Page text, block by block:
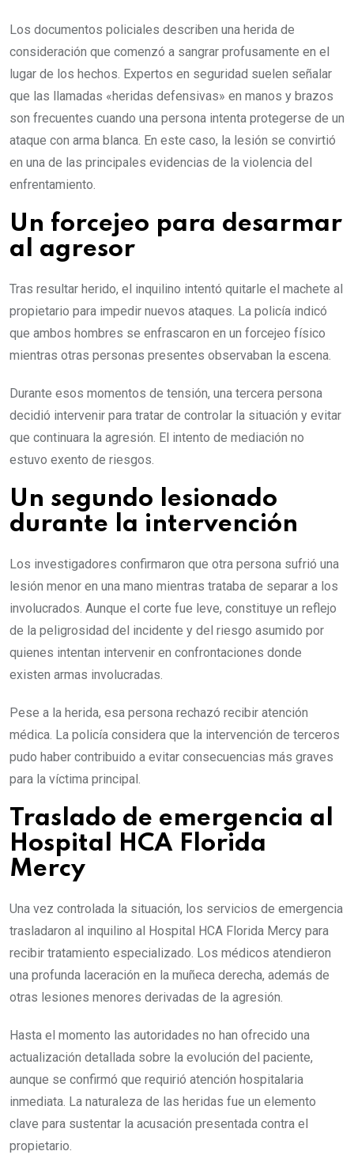
Los documentos policiales describen una herida de
consideración que comenzó a sangrar profusamente en el
lugar de los hechos. Expertos en seguridad suelen señalar
que las llamadas «heridas defensivas» en manos y brazos
son frecuentes cuando una persona intenta protegerse de un
ataque con arma blanca. En este caso, la lesión se convirtió
en una de las principales evidencias de la violencia del
enfrentamiento.
Un forcejeo para desarmar
al agresor
Tras resultar herido, el inquilino intentó quitarle el machete al
propietario para impedir nuevos ataques. La policía indicó
que ambos hombres se enfrascaron en un forcejeo físico
mientras otras personas presentes observaban la escena.
Durante esos momentos de tensión, una tercera persona
decidió intervenir para tratar de controlar la situación y evitar
que continuara la agresión. El intento de mediación no
estuvo exento de riesgos.
Un segundo lesionado
durante la intervención
Los investigadores confirmaron que otra persona sufrió una
lesión menor en una mano mientras trataba de separar a los
involucrados. Aunque el corte fue leve, constituye un reflejo
de la peligrosidad del incidente y del riesgo asumido por
quienes intentan intervenir en confrontaciones donde
existen armas involucradas.
Pese a la herida, esa persona rechazó recibir atención
médica. La policía considera que la intervención de terceros
pudo haber contribuido a evitar consecuencias más graves
para la víctima principal.
Traslado de emergencia al
Hospital HCA Florida
Mercy
Una vez controlada la situación, los servicios de emergencia
trasladaron al inquilino al Hospital HCA Florida Mercy para
recibir tratamiento especializado. Los médicos atendieron
una profunda laceración en la muñeca derecha, además de
otras lesiones menores derivadas de la agresión.
Hasta el momento las autoridades no han ofrecido una
actualización detallada sobre la evolución del paciente,
aunque se confirmó que requirió atención hospitalaria
inmediata. La naturaleza de las heridas fue un elemento
clave para sustentar la acusación presentada contra el
propietario.